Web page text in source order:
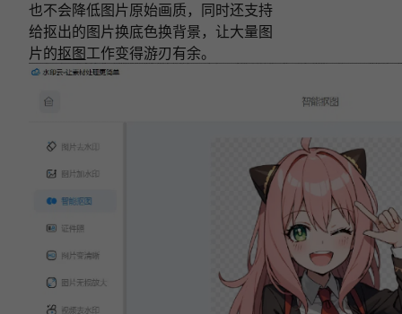
也不会降低图片原始画质，同时还支持
给抠出的图片换底色换背景，让大量图
片的抠图工作变得游刃有余。